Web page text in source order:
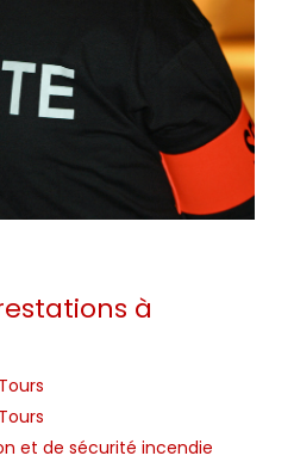
à
et de sécurité incendie